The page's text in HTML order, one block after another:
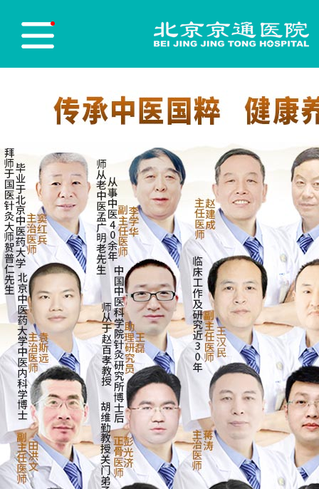
医院首页 Hospital Home
医院新闻
医师团队 Physician Team
志愿服务 Red blood cell
党员先锋 Party Building
医保政策 Medical insurance policy
来院路线 Hospital Route
预约挂号 Appointment Registration
电话挂号